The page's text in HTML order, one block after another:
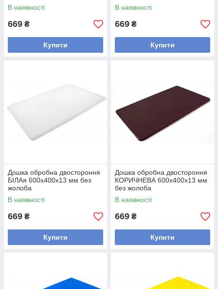
В наявності
669 ₴
Купити
В наявності
669 ₴
Купити
Дошка обробна двостороння
БІЛАя 600х400х13 мм без
жолоба
В наявності
669 ₴
Купити
Дошка обробна двостороння
КОРИЧНЕВА 600х400х13 мм
без жолоба
В наявності
669 ₴
Купити